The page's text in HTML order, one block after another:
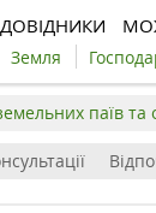
ДОВІДНИКИ
Земля
паїв та